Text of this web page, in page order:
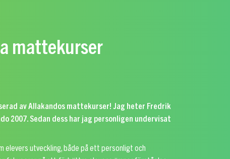
mattekurser
av Allakandos mattekurser! Jag heter Fredrik
2007. Sedan dess har jag personligen undervisat
elevers utveckling, både på ett personligt och